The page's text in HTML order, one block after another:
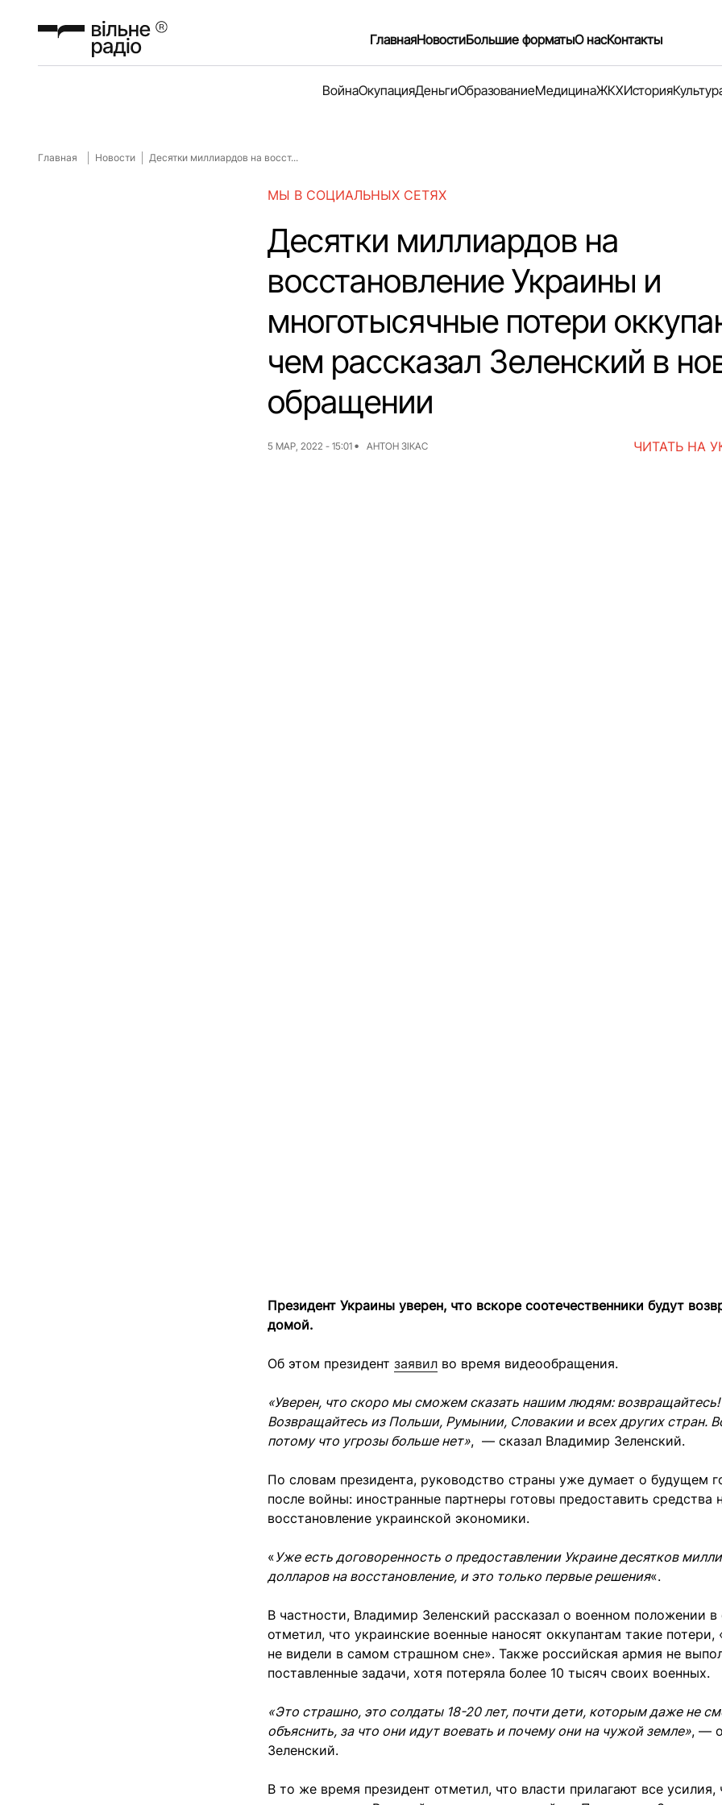
ГлавнаяНовостиБольшие форматыО насКонтакты
ВойнаОкупацияДеньгиОбразованиеМедицинаЖКХИстория
Главная Новости Десятки миллиардов на восст...
МЫ В СОЦИАЛЬНЫХ СЕТЯХ
Десятки миллиардов на
восстановление Украины и
многотысячные потери
чем рассказал Зеленский в
обращении
5 МАР, 2022 - 15:01 АНТОН ЗІКАС ЧИТАТЬ НА
Президент Украины уверен, что вскоре соотечественники будут
домой.
Об этом президент заявил во время видеообращения.
«Уверен, что скоро мы сможем сказать нашим людям: возвращайтесь!
Возвращайтесь из Польши, Румынии, Словакии и всех других стран.
потому что угрозы больше нет», — сказал Владимир Зеленский.
По словам президента, руководство страны уже думает о будущем
после войны: иностранные партнеры готовы предоставить средства
восстановление украинской экономики.
«Уже есть договоренность о предоставлении Украине десятков
долларов на восстановление, и это только первые решения«.
В частности, Владимир Зеленский рассказал о военном положении в
отметил, что украинские военные наносят оккупантам такие потери,
не видели в самом страшном сне». Также российская армия не
поставленные задачи, хотя потеряла более 10 тысяч своих военных.
«Это страшно, это солдаты 18-20 лет, почти дети, которым даже не
объяснить, за что они идут воевать и почему они на чужой земле», —
Зеленский.
В то же время президент отметил, что власти прилагают все усилия,